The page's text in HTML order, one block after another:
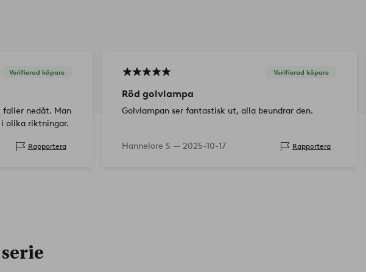
Verifierad köpare
faller nedåt. Man
olika riktningar.
Rapportera
Verifierad köpare
Röd golvlampa
Golvlampan ser fantastisk ut, alla beundrar den.
Hannelore S — 2025-10-17 Rapportera